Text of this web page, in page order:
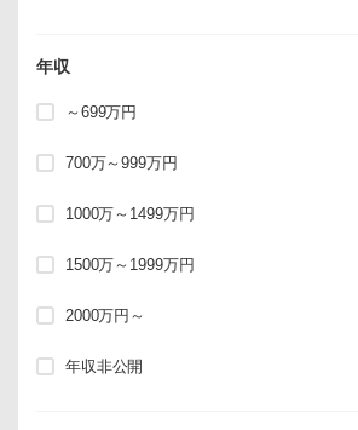
年収
～699万円
700万～999万円
1000万～1499万円
1500万～1999万円
2000万円～
年収非公開